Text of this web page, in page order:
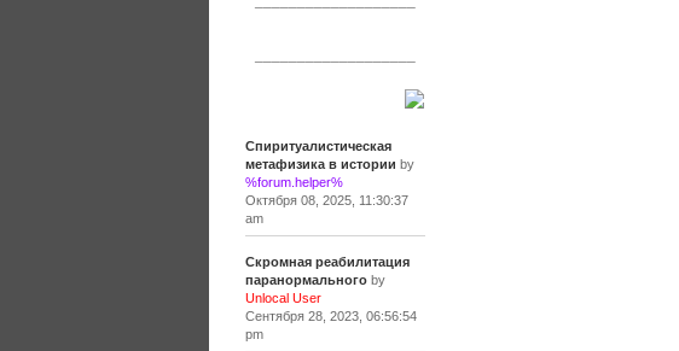
Спиритуалистическая
метафизика в истории by
%forum.helper%
Октября 08, 2025, 11:30:37
am
Скромная реабилитация
паранормальногоby
Unlocal User
Сентября 28, 2023, 06:56:54
pm